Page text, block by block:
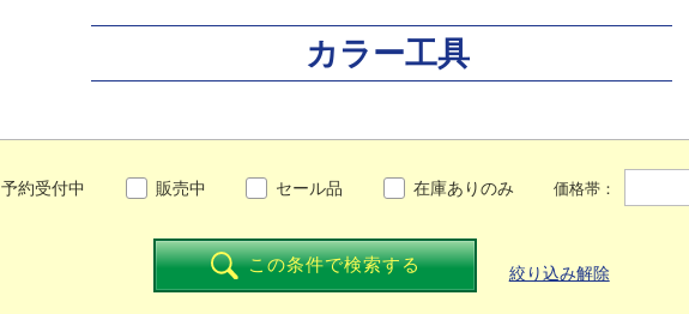
カラー工具
予約受付中 販売中 セール品 在庫ありのみ 価格帯：
この条件で検索する 絞り込み解除